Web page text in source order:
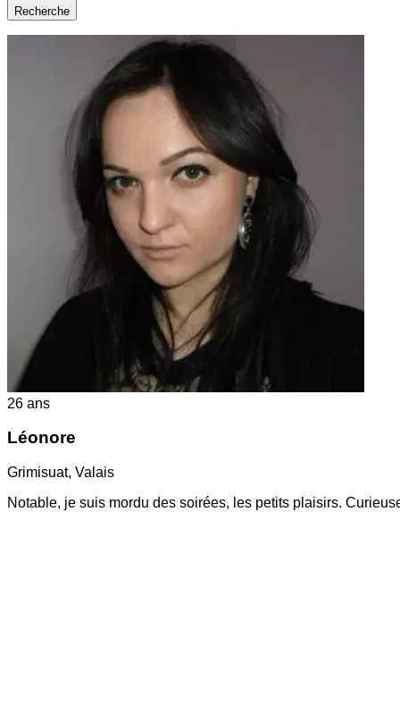
Recherche
26 ans
Léonore
Grimisuat, Valais
Notable, je suis mordu des soirées, les petits plaisirs.